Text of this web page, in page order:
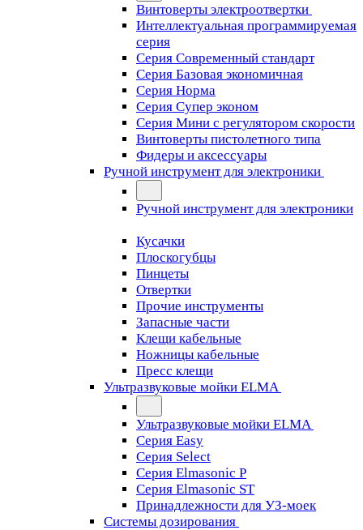
Винтоверты электроотвертки
Интеллектуальная программируемая
серия
Серия Современный стандарт
Серия Базовая экономичная
Серия Норма
Серия Cупер эконом
Серия Мини с регулятором скорости
Винтоверты пистолетного типа
Фидеры и аксессуары
Ручной инструмент для электроники
Ручной инструмент для электроники
Кусачки
Плоскогубцы
Пинцеты
Отвертки
Прочие инструменты
Запасные части
Клещи кабельные
Ножницы кабельные
Пресс клещи
Ультразвуковые мойки ELMA
Ультразвуковые мойки ELMA
Серия Easy
Серия Select
Серия Elmasonic P
Серия Elmasonic ST
Принадлежности для УЗ-моек
Системы дозирования